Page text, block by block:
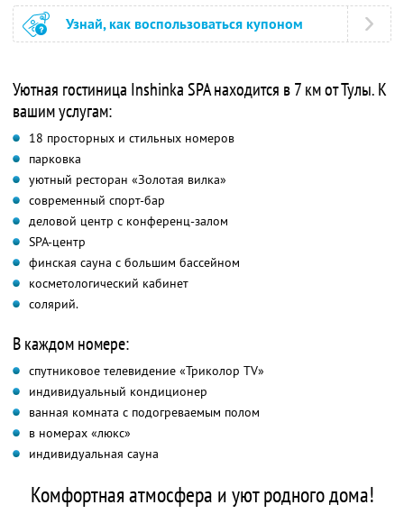
Узнай, как воспользоваться купоном
Уютная гостиница Inshinka SPA находится в 7 км от Тулы. К
вашим услугам:
18 просторных и стильных номеров
парковка
уютный ресторан «Золотая вилка»
современный спорт-бар
деловой центр с конференц-залом
SPA-центр
финская сауна с большим бассейном
косметологический кабинет
солярий.
В каждом номере:
спутниковое телевидение «Триколор TV»
индивидуальный кондиционер
ванная комната с подогреваемым полом
в номерах «люкс»
индивидуальная сауна
Комфортная атмосфера и уют родного дома!